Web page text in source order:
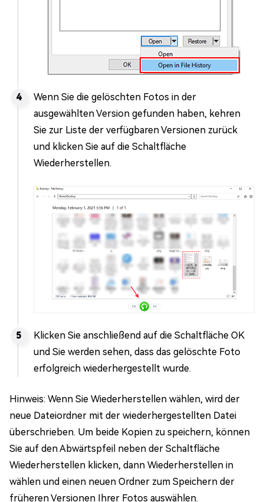
Wenn Sie die gelöschten Fotos in der
ausgewählten Version gefunden haben, kehren
Sie zur Liste der verfügbaren Versionen zurück
und klicken Sie auf die Schaltfläche
Wiederherstellen.
Klicken Sie anschließend auf die Schaltfläche OK
und Sie werden sehen, dass das gelöschte Foto
erfolgreich wiederhergestellt wurde.
Hinweis: Wenn Sie Wiederherstellen wählen, wird der
neue Dateiordner mit der wiederhergestellten Datei
überschrieben. Um beide Kopien zu speichern, können
Sie auf den Abwärtspfeil neben der Schaltfläche
Wiederherstellen klicken, dann Wiederherstellen in
wählen und einen neuen Ordner zum Speichern der
früheren Versionen Ihrer Fotos auswählen.